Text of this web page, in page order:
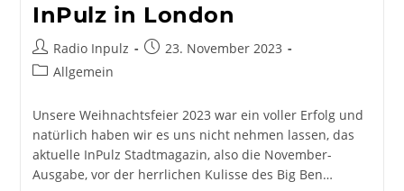
InPulz in London
Beitrags-
Autor:
Radio Inpulz
Beitrag23. November 2023
Beitrags-
Allgemein
Unsere Weihnachtsfeier 2023 war ein voller Erfolg und
natürlich haben wir es uns nicht nehmen lassen, das
aktuelle InPulz Stadtmagazin, also die November-
Ausgabe, vor der herrlichen Kulisse des Big Ben…